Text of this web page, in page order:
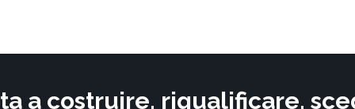
a costruire, riqualificare,